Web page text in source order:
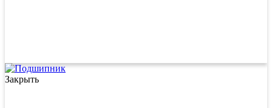
Закрыть